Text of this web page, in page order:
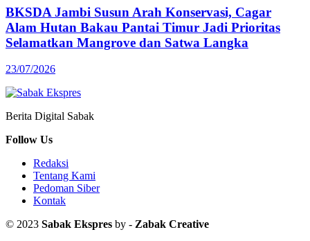
BKSDA Jambi Susun Arah Konservasi, Cagar
Alam Hutan Bakau Pantai Timur Jadi Prioritas
Selamatkan Mangrove dan Satwa Langka
23/07/2026
Berita Digital Sabak
Follow Us
Redaksi
Tentang Kami
Pedoman Siber
Kontak
© 2023 Sabak Ekspres by - Zabak Creative